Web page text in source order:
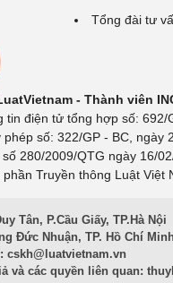
Tổng đài tư
- Thành viên
tin điện tử tổng hợp số:
số: 322/GP - BC,
280/2009/QTG ngày 16/
Truyền thông Luật Việt
Tân, P.Cầu Giấy, TP.Hà Nội
Đức Nhuận, TP. Hồ Chí
cskh@luatvietnam.vn
và các quyền liên quan: